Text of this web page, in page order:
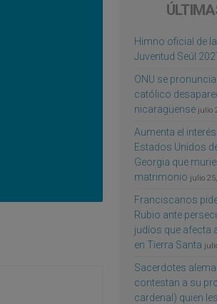
Himno oficial de
Juventud Seúl
ONU se
católico
nicaragüense julio
Aumenta el
Estados Unidos
Georgia que
matrimonio julio
Franciscanos
Rubio ante
judíos que afecta
en Tierra Santa
Sacerdotes
contestan a su
cardenal) quien